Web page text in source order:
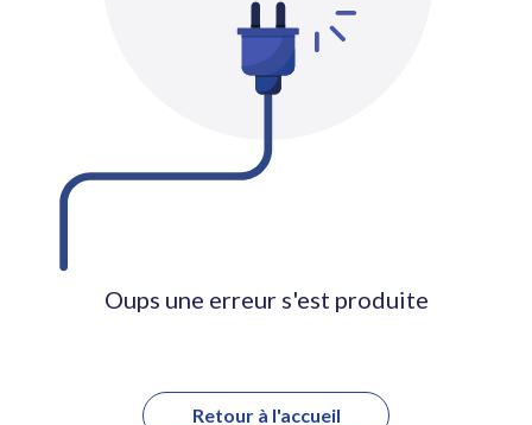
Oups une erreur s'est produite
Retour à l'accueil